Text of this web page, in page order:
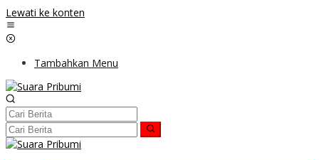
Lewati ke konten
Tambahkan Menu